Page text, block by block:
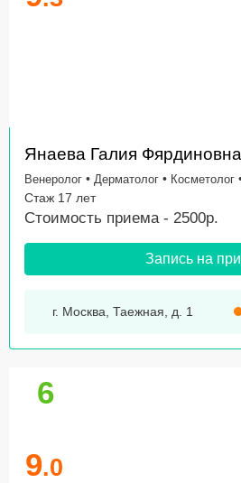
Янаева Галия Фярдиновна
Венеролог • Дерматолог • Косметолог
Стаж 17 лет
Стоимость приема - 2500р.
Запись на
г. Москва, Таежная, д. 1
6
9.0